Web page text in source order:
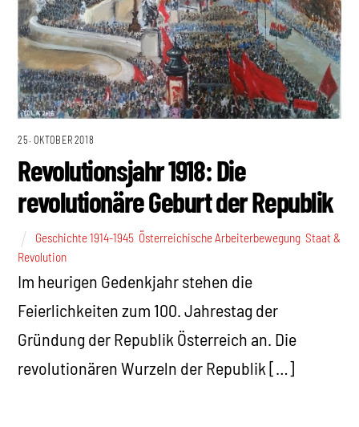
25. OKTOBER 2018
Revolutionsjahr 1918: Die
revolutionäre Geburt der Republik
Geschichte 1914-1945 Österreichische Arbeiterbewegung ,Staat &
Revolution
Im heurigen Gedenkjahr stehen die
Feierlichkeiten zum 100. Jahrestag der
Gründung der Republik Österreich an. Die
revolutionären Wurzeln der Republik […]